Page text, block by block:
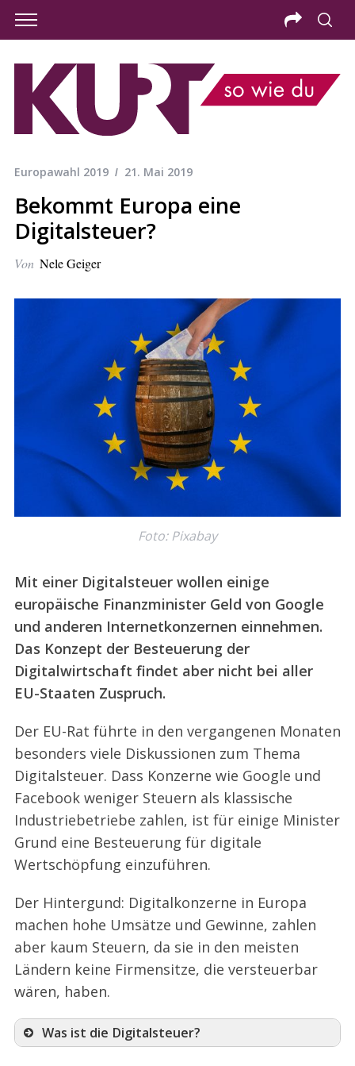
Europawahl 2019 21. Mai 2019
Bekommt Europa eine
Digitalsteuer?
Von Nele Geiger
Foto: Pixabay
Mit einer Digitalsteuer wollen einige
europäische Finanzminister Geld von Google
und anderen Internetkonzernen einnehmen.
Das Konzept der Besteuerung der
Digitalwirtschaft findet aber nicht bei aller
EU-Staaten Zuspruch.
Der EU-Rat führte in den vergangenen Monaten
besonders viele Diskussionen zum Thema
Digitalsteuer. Dass Konzerne wie Google und
Facebook weniger Steuern als klassische
Industriebetriebe zahlen, ist für einige Minister
Grund eine Besteuerung für digitale
Wertschöpfung einzuführen.
Der Hintergund: Digitalkonzerne in Europa
machen hohe Umsätze und Gewinne, zahlen
aber kaum Steuern, da sie in den meisten
Ländern keine Firmensitze, die versteuerbar
wären, haben.
Was ist die Digitalsteuer?